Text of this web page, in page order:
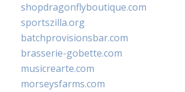
shopdragonflyboutique.com
sportszilla.org
batchprovisionsbar.com
brasserie-gobette.com
musicrearte.com
morseysfarms.com